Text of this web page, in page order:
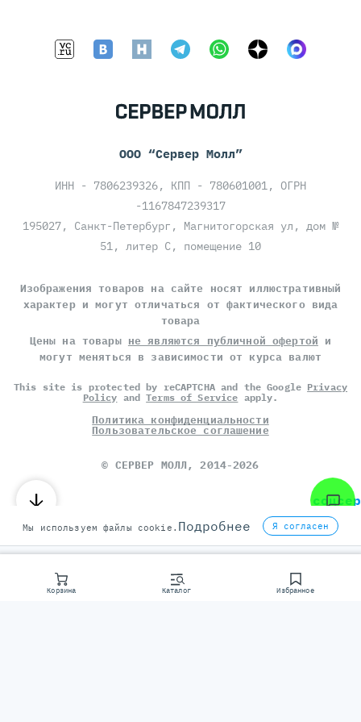
Корзина Каталог Избранное
ООО “Сервер Молл”
ИНН - 7806239326, КПП - 780601001, ОГРН
-1167847239317
195027, Санкт-Петербург, Магнитогорская ул, дом №
51, литер С, помещение 10
Изображения товаров на сайте носят иллюстративный
характер и могут отличаться от фактического вида
товара
Цены на товары не являются публичной офертой и
могут меняться в зависимости от курса валют
This site is protected by reCAPTCHA and the Google Privacy
Policy andTerms of Service apply.
Политика конфиденциальности
Пользовательское соглашение
© СЕРВЕР МОЛЛ, 2014-2026
Мы используем файлы cookie. Подробнее Я согласен